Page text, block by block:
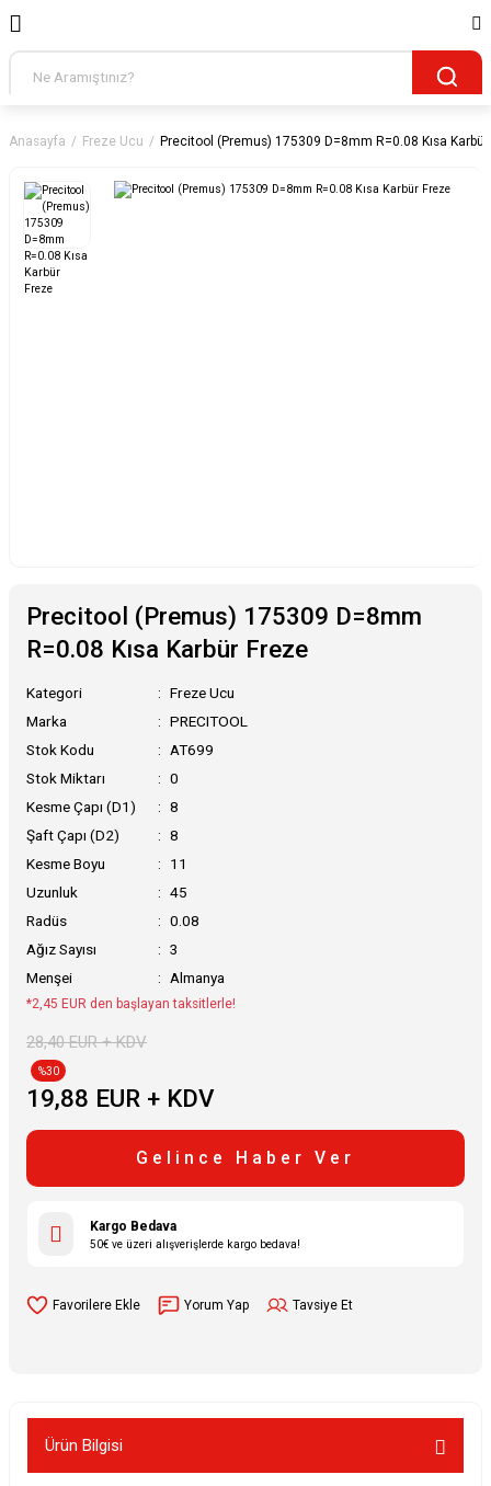
Anasayfa Freze Ucu Precitool (Premus) 175309 D=8mm R=0.08 Kısa
Precitool (Premus) 175309 D=8mm
R=0.08 Kısa Karbür Freze
Kategori
Freze Ucu
Marka
PRECITOOL
Stok Kodu
AT699
Stok Miktarı
0
Kesme Çapı (D1)
8
Şaft Çapı (D2)
8
Kesme Boyu
11
Uzunluk
45
Radüs
0.08
Ağız Sayısı
3
Menşei
Almanya
*2,45 EUR den başlayan taksitlerle!
28,40 EUR + KDV
%30
19,88 EUR + KDV
Gelince Haber Ver
Kargo Bedava
50€ ve üzeri alışverişlerde kargo bedava!
Yorum Yap Tavsiye Et
Ürün Bilgisi